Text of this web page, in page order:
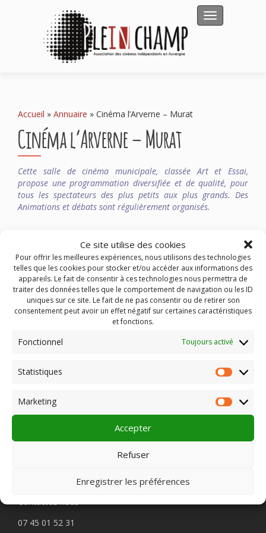
Ce site utilise des cookies
Pour offrir les meilleures expériences, nous utilisons des technologies
telles que les cookies pour stocker et/ou accéder aux informations des
appareils. Le fait de consentir à ces technologies nous permettra de
traiter des données telles que le comportement de navigation ou les ID
uniques sur ce site. Le fait de ne pas consentir ou de retirer son
consentement peut avoir un effet négatif sur certaines caractéristiques
et fonctions.
Fonctionnel Toujours activé
Statistiques
Marketing
Accepter
Refuser
Enregistrer les préférences
Afficher/
Accueil » Annuaire » Cinéma l’Arverne – Murat
Cinéma l’Arverne – Murat
Cette salle de cinéma municipale, classée Art et Essai,
propose une programmation diversifiée et de qualité, pour
tous les spectateurs des plus petits aux plus grands. Des
Animations et débats sont régulièrement organisés.
18 avenue Hector Peschaud
15300 MURAT
Téléphone : 04 71 20 10 33
Site internet
en savoir plus :L’Averne – MURAT
Pôle 22 bis impasse Bonnabaud
63000 Clermont-Ferrand
Contactez-nous
07 45 01 52 31